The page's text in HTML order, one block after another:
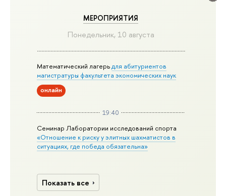
МЕРОПРИЯТИЯ
Понедельник, 10 августа
Математический лагерьдля абитуриентов
магистратуры факультета экономических наук
онлайн
19:40
Семинар Лаборатории исследований спорта
«Отношение к риску у элитных шахматистов в
ситуациях, где победа обязательна»
Показать все